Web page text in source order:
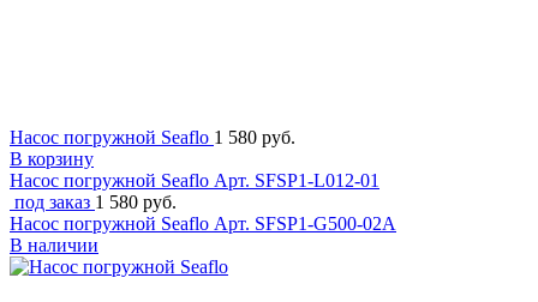
Насос погружной Seaflo 1 580 руб.
В корзину
Насос погружной Seaflo Арт. SFSP1-L012-01
под заказ 1 580 руб.
Насос погружной Seaflo Арт. SFSP1-G500-02A
В наличии